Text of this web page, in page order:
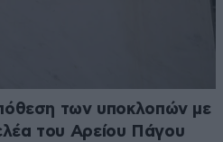
των υποκλοπών με
του Αρείου Πάγου